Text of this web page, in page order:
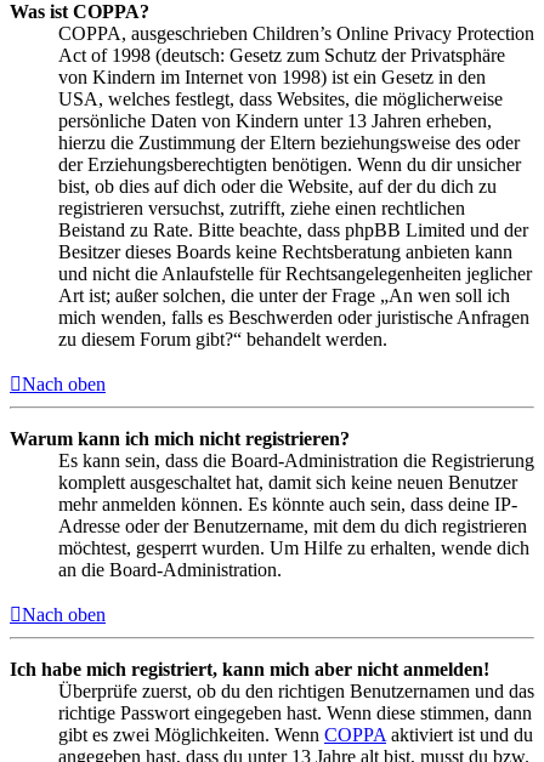
Was ist COPPA?
COPPA, ausgeschrieben Children’s Online Privacy Protection
Act of 1998 (deutsch: Gesetz zum Schutz der Privatsphäre
von Kindern im Internet von 1998) ist ein Gesetz in den
USA, welches festlegt, dass Websites, die möglicherweise
persönliche Daten von Kindern unter 13 Jahren erheben,
hierzu die Zustimmung der Eltern beziehungsweise des oder
der Erziehungsberechtigten benötigen. Wenn du dir unsicher
bist, ob dies auf dich oder die Website, auf der du dich zu
registrieren versuchst, zutrifft, ziehe einen rechtlichen
Beistand zu Rate. Bitte beachte, dass phpBB Limited und der
Besitzer dieses Boards keine Rechtsberatung anbieten kann
und nicht die Anlaufstelle für Rechtsangelegenheiten jeglicher
Art ist; außer solchen, die unter der Frage „An wen soll ich
mich wenden, falls es Beschwerden oder juristische Anfragen
zu diesem Forum gibt?“ behandelt werden.
Nach oben
Warum kann ich mich nicht registrieren?
Es kann sein, dass die Board-Administration die Registrierung
komplett ausgeschaltet hat, damit sich keine neuen Benutzer
mehr anmelden können. Es könnte auch sein, dass deine IP-
Adresse oder der Benutzername, mit dem du dich registrieren
möchtest, gesperrt wurden. Um Hilfe zu erhalten, wende dich
an die Board-Administration.
Nach oben
Ich habe mich registriert, kann mich aber nicht anmelden!
Überprüfe zuerst, ob du den richtigen Benutzernamen und das
richtige Passwort eingegeben hast. Wenn diese stimmen, dann
gibt es zwei Möglichkeiten. Wenn COPPA aktiviert ist und du
angegeben hast, dass du unter 13 Jahre alt bist, musst du bzw.